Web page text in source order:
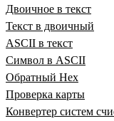
Двоичное в текст
Текст в двоичный
ASCII в текст
Символ в ASCII
Обратный Hex
Проверка карты
Конвертер систем